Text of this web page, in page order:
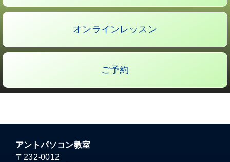
オンラインレッスン
ご予約
アントパソコン教室
〒232-0012